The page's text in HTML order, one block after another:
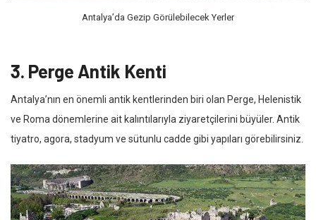
Antalya’da Gezip Görülebilecek Yerler
3. Perge Antik Kenti
Antalya’nın en önemli antik kentlerinden biri olan Perge, Helenistik
ve Roma dönemlerine ait kalıntılarıyla ziyaretçilerini büyüler. Antik
tiyatro, agora, stadyum ve sütunlu cadde gibi yapıları görebilirsiniz.